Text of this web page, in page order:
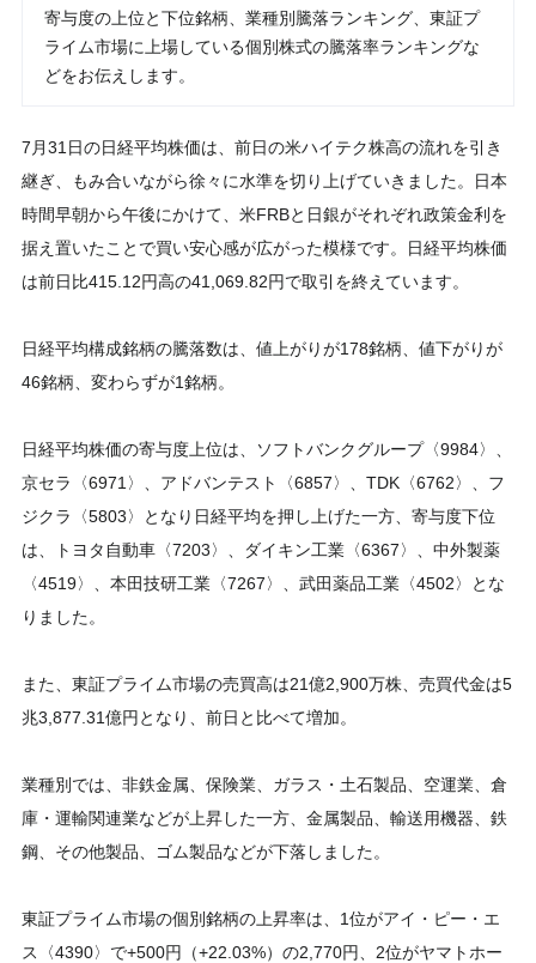
寄与度の上位と下位銘柄、業種別騰落ランキング、東証プ
ライム市場に上場している個別株式の騰落率ランキングな
どをお伝えします。
7月31日の日経平均株価は、前日の米ハイテク株高の流れを引き
継ぎ、もみ合いながら徐々に水準を切り上げていきました。日本
時間早朝から午後にかけて、米FRBと日銀がそれぞれ政策金利を
据え置いたことで買い安心感が広がった模様です。日経平均株価
は前日比415.12円高の41,069.82円で取引を終えています。
日経平均構成銘柄の騰落数は、値上がりが178銘柄、値下がりが
46銘柄、変わらずが1銘柄。
日経平均株価の寄与度上位は、ソフトバンクグループ〈9984〉、
京セラ〈6971〉、アドバンテスト〈6857〉、TDK〈6762〉、フ
ジクラ〈5803〉となり日経平均を押し上げた一方、寄与度下位
は、トヨタ自動車〈7203〉、ダイキン工業〈6367〉、中外製薬
〈4519〉、本田技研工業〈7267〉、武田薬品工業〈4502〉とな
りました。
また、東証プライム市場の売買高は21億2,900万株、売買代金は5
兆3,877.31億円となり、前日と比べて増加。
業種別では、非鉄金属、保険業、ガラス・土石製品、空運業、倉
庫・運輸関連業などが上昇した一方、金属製品、輸送用機器、鉄
鋼、その他製品、ゴム製品などが下落しました。
東証プライム市場の個別銘柄の上昇率は、1位がアイ・ピー・エ
ス〈4390〉で+500円（+22.03%）の2,770円、2位がヤマトホー